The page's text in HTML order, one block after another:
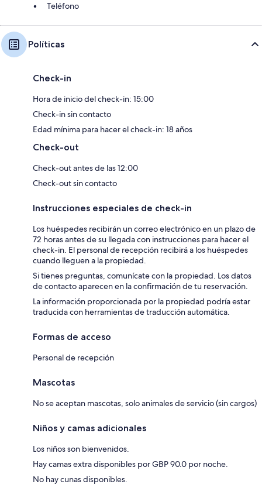
Teléfono
Políticas
Check-in
Hora de inicio del check-in: 15:00
Check-in sin contacto
Edad mínima para hacer el check-in: 18 años
Check-out
Check-out antes de las 12:00
Check-out sin contacto
Instrucciones especiales de check-in
Los huéspedes recibirán un correo electrónico en un plazo de
72 horas antes de su llegada con instrucciones para hacer el
check-in. El personal de recepción recibirá a los huéspedes
cuando lleguen a la propiedad.
Si tienes preguntas, comunícate con la propiedad. Los datos
de contacto aparecen en la confirmación de tu reservación.
La información proporcionada por la propiedad podría estar
traducida con herramientas de traducción automática.
Formas de acceso
Personal de recepción
Mascotas
No se aceptan mascotas, solo animales de servicio (sin cargos)
Niños y camas adicionales
Los niños son bienvenidos.
Hay camas extra disponibles por GBP 90.0 por noche.
No hay cunas disponibles.